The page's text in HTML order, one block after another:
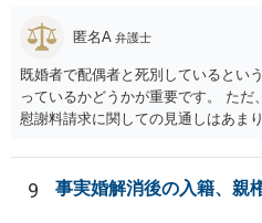
いますが、そうなってくると弁護士
くなるのがなかなか難しいところで
センティブも確保するためには、請
額ベースとするのではなく、弁護士
３割くらいの確率で認められそうな
ないと目くじらを立てる依頼者もい
匿名A 弁護士
既婚者で配偶者と死別しているとい
っているかどうかが重要です。 ただ
慰謝料請求に関しての見通しはあま
9 事実婚解消後の入籍、親